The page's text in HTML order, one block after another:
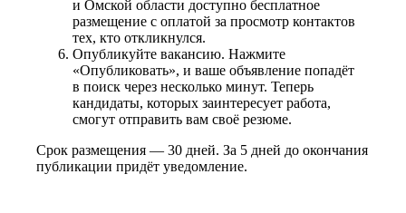
и Омской области доступно бесплатное
размещение с оплатой за просмотр контактов
тех, кто откликнулся.
Опубликуйте вакансию. Нажмите
«Опубликовать», и ваше объявление попадёт
в поиск через несколько минут. Теперь
кандидаты, которых заинтересует работа,
смогут отправить вам своё резюме.
Срок размещения — 30 дней. За 5 дней до окончания
публикации придёт уведомление.